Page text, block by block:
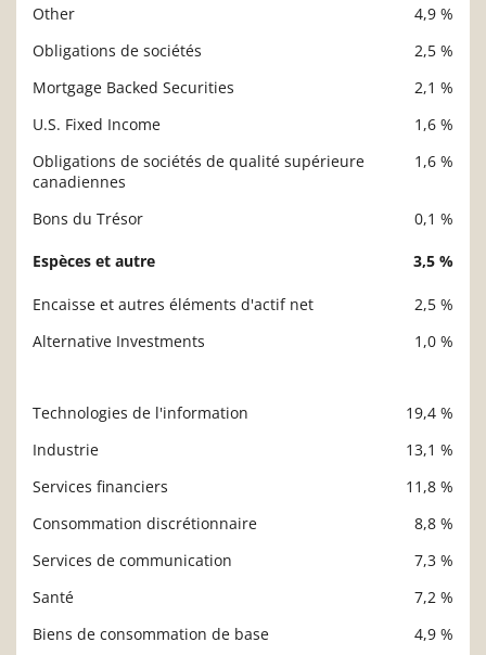
Other
4,9 %
Obligations de sociétés
2,5 %
Mortgage Backed Securities
2,1 %
U.S. Fixed Income
1,6 %
Obligations de sociétés de qualité supérieure
canadiennes
1,6 %
Bons du Trésor 0,1 %
Espèces et autre 3,5 %
Encaisse et autres éléments d'actif net
2,5 %
Alternative Investments
1,0 %
Technologies de l'information
19,4 %
Industrie
13,1 %
Services financiers
11,8 %
Consommation discrétionnaire
8,8 %
Services de communication
7,3 %
Santé
7,2 %
Biens de consommation de base
4,9 %